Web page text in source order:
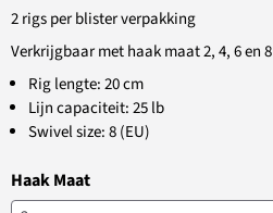
2 rigs per blister verpakking
Verkrijgbaar met haak maat 2, 4, 6 en 8
Rig lengte: 20 cm
Lijn capaciteit: 25 lb
Swivel size: 8 (EU)
Haak Maat